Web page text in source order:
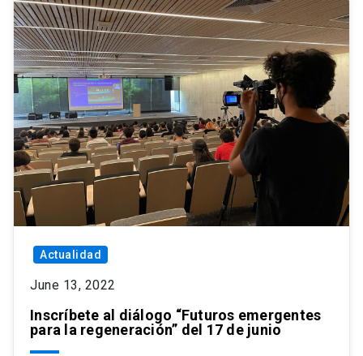
Actualidad
June 13, 2022
Inscríbete al diálogo “Futuros emergentes
para la regeneración” del 17 de junio